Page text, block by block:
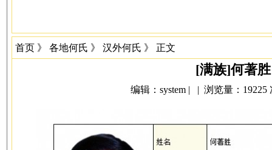
首页 》 各地何氏 》 汉外何氏 》 正文
[满族]何著胜
编辑：system | | 浏览量：19225